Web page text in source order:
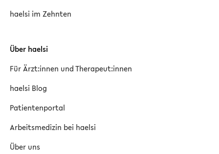
haelsi im Zehnten
Über haelsi
Für Ärzt:innen und Therapeut:innen
haelsi Blog
Patientenportal
Arbeitsmedizin bei haelsi
Über uns